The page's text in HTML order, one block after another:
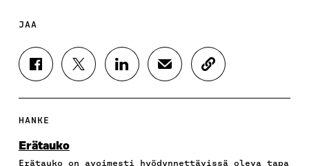
JAA
J
A
A
E
J
A
J
A
J
A
K
O
HANKE
Erätauko
Erätauko on avoimesti hyödynnettävissä oleva tapa